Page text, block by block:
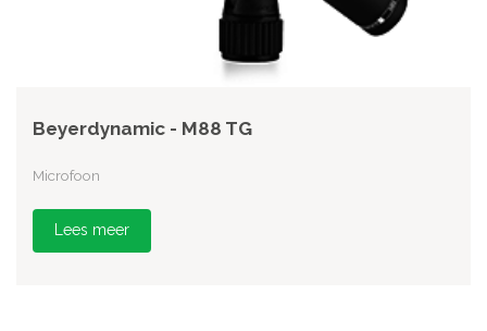
Beyerdynamic - M88 TG
Microfoon
Lees meer